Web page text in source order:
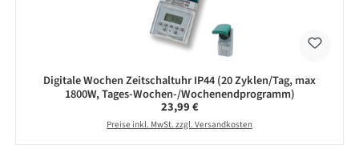
Digitale Wochen Zeitschaltuhr IP44 (20 Zyklen/Tag, max
1800W, Tages-Wochen-/Wochenendprogramm)
Regulärer Preis:
23,99 €
Preise inkl. MwSt. zzgl. Versandkosten